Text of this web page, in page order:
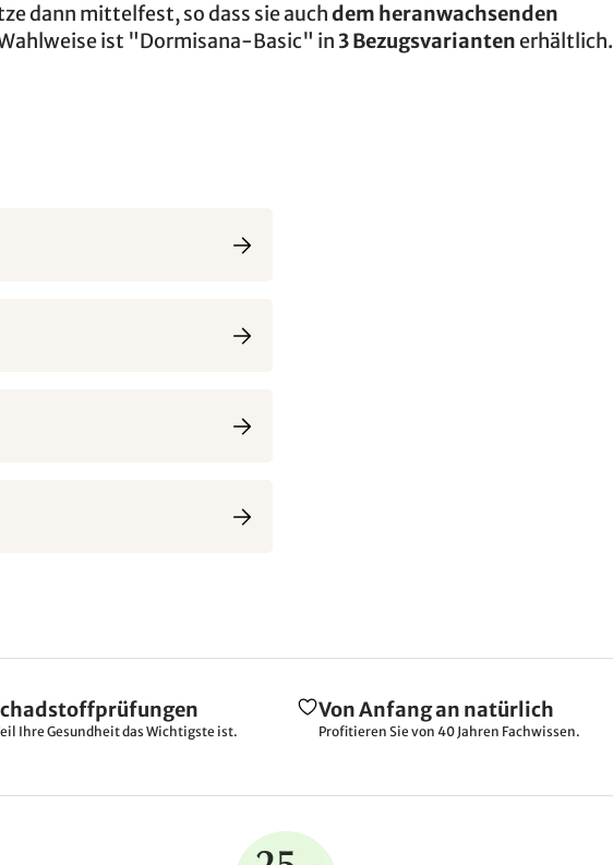
dann mittelfest, so dass sie auchdem heranwachsenden
ist "Dormisana-Basic" in 3 Bezugsvarianten erhältlich.
Ihre Gesundheit das Wichtigste ist.
Von Anfang an natürlich
Profitieren Sie von 40 Jahren Fachwissen.